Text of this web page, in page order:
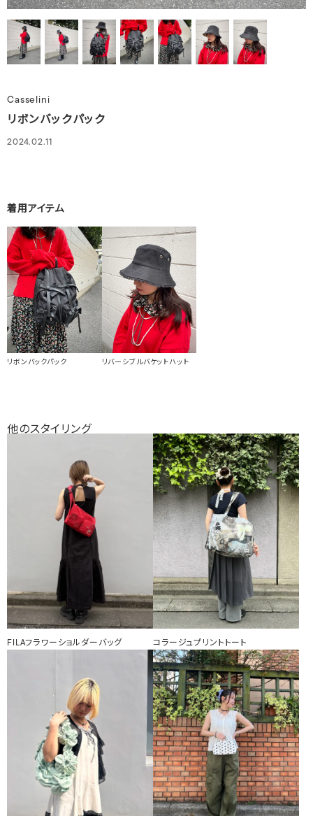
Casselini
リボンバックパック
2024.02.11
着用アイテム
リボンバックパック リバーシブルバケットハット
他のスタイリング
FILAフラワーショルダーバッグ コラージュプリントトート